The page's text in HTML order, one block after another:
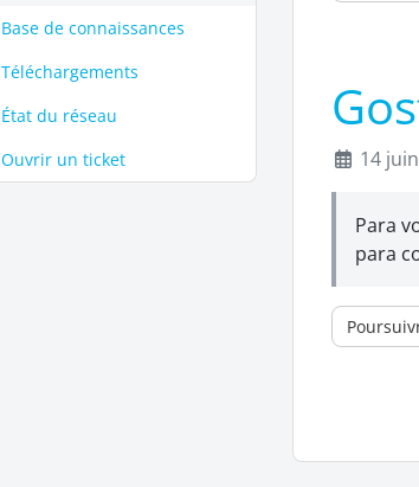
Base de connaissances
Téléchargements
État du réseau
Ouvrir un ticket
14
Para
para